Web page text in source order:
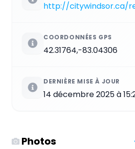
COORDONNÉES GPS
42.31764,-83.04306
DERNIÈRE MISE À JOUR
14 décembre 2025 à
Photos